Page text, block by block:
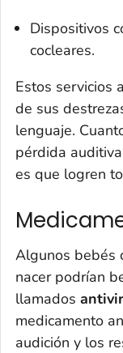
Dispositivos
cocleares.
Estos servicios
de sus
lenguaje.
pérdida
es que logren
Algunos bebés
nacer podrían
llamados
medicamento
audición y los